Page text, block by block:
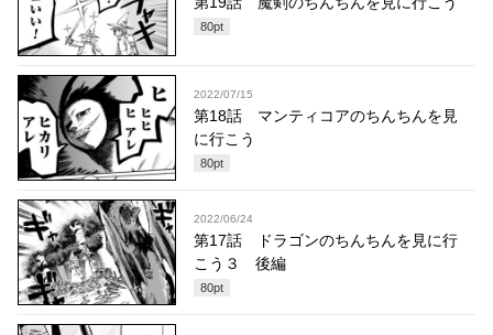
80pt
2022/07/15
第18話 マンティコアのちんちんを見
に行こう
80pt
2022/06/24
第17話 ドラゴンのちんちんを見に行
こう３ 後編
80pt